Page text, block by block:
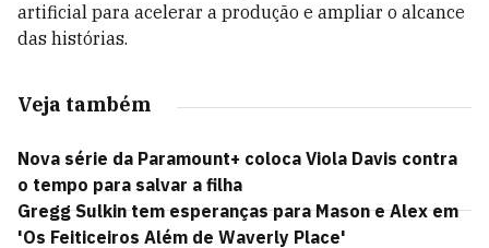
artificial para acelerar a produção e ampliar o alcance
das histórias.
Veja também
Nova série da Paramount+ coloca Viola Davis contra
o tempo para salvar a filha
Gregg Sulkin tem esperanças para Mason e Alex em
'Os Feiticeiros Além de Waverly Place'